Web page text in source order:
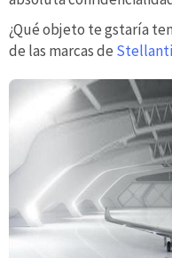
¿Qué objeto te gstaría
de las marcas de